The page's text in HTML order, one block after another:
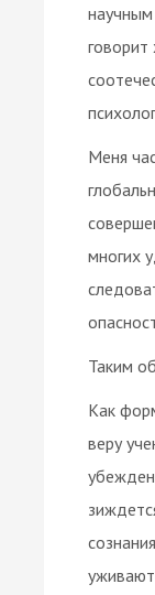
говорит
Меня
многих
Таким
Как
веру